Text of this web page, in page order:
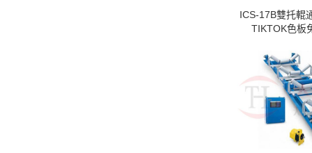
ICS-17B雙托輥
TIKTOK色板